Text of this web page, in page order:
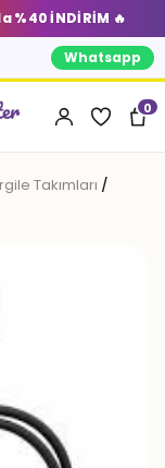
%40 İNDİRİM 🔥
Whatsapp
0
Takımları /